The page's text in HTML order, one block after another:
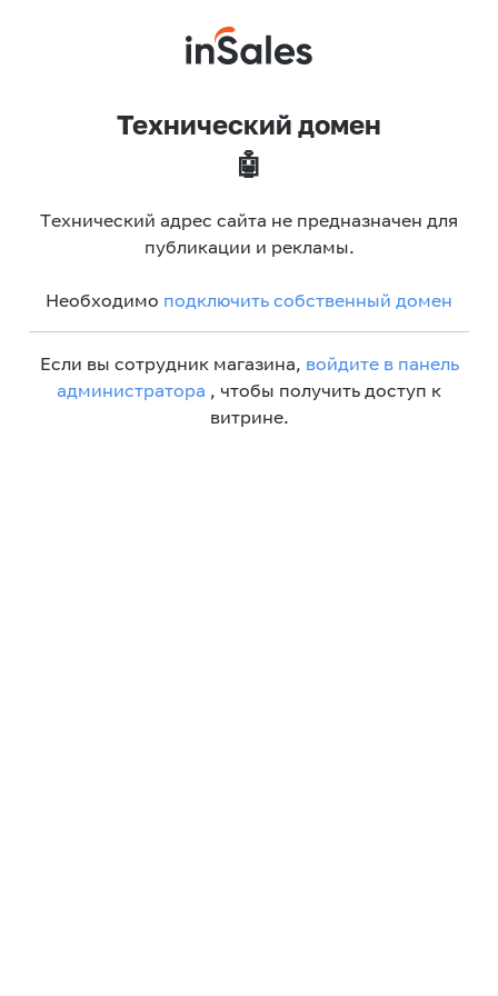
Технический домен
🤖
Технический адрес сайта не предназначен для
публикации и рекламы.
Необходимо подключить собственный домен
Если вы сотрудник магазина, войдите в панель
администратора , чтобы получить доступ к
витрине.